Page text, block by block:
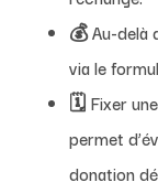
💰 Au-delà
via le
🗓️ Fixer une
permet
donation